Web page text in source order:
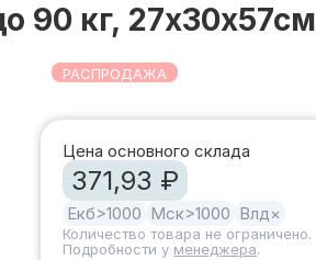
90 кг, 27х30х57см
РАСПРОДАЖА
Цена основного склада
371,93 ₽
Екб>1000 Мск>1000 Влд×
Количество товара не ограничено.
Подробности у менеджера.